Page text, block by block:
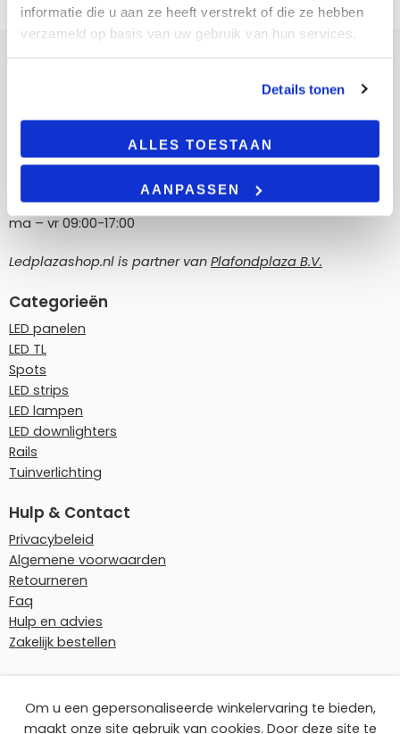
informatie die u aan ze heeft verstrekt of die ze hebben
verzameld op basis van uw gebruik van hun services.
Details tonen
ALLES TOESTAAN
AANPASSEN
Poortland 186, 1046 BD Amsterdam
info@ledplazashop.nl
ma – vr 09:00-17:00
Ledplazashop.nl is partner van Plafondplaza B.V.
Categorieën
LED panelen
LED TL
Spots
LED strips
LED lampen
LED downlighters
Rails
Tuinverlichting
Hulp & Contact
Privacybeleid
Algemene voorwaarden
Retourneren
Faq
Hulp en advies
Zakelijk bestellen
Om u een gepersonaliseerde winkelervaring te bieden,
maakt onze site gebruik van cookies. Door deze site te